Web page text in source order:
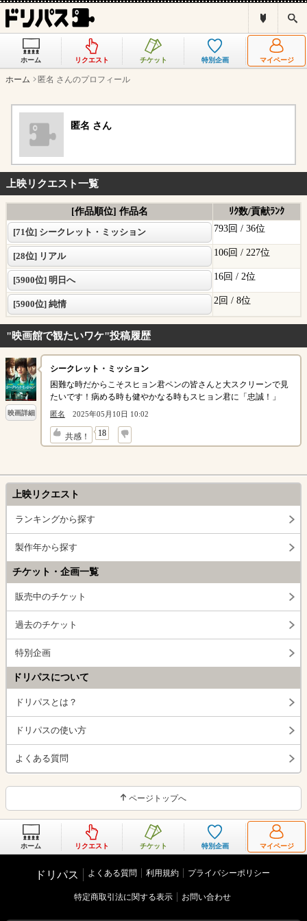
リ
ス
と
索
ホーム リクエスト チケット 特別企画 マイページ
ホーム 匿名 さんのプロフィール
匿名 さん
上映リクエスト一覧
[作品順位] 作品名
ﾘｸ数/貢献ﾗﾝｸ
[71位] シークレット・ミッション
793回 / 36位
[28位] リアル 106回 / 227位
[5900位] 明日へ 16回 / 2位
[5900位] 純情 2回 / 8位
"映画館で観たいワケ"投稿履歴
映画詳細
シークレット・ミッション
困難な時だからこそスヒョン君ペンの皆さんと大スクリーンで見
たいです！病める時も健やかなる時もスヒョン君に「忠誠！」
匿名 2025年05月10日 10:02
共感！ 18
↓
上映リクエスト
ランキングから探す
製作年から探す
チケット・企画一覧
販売中のチケット
過去のチケット
特別企画
ドリパスについて
ドリパスとは？
ドリパスの使い方
よくある質問
ページトップへ
ホーム リクエスト チケット 特別企画 マイページ
ドリパス よくある質問 利用規約 プライバシーポリシー
特定商取引法に関する表示 お問い合わせ